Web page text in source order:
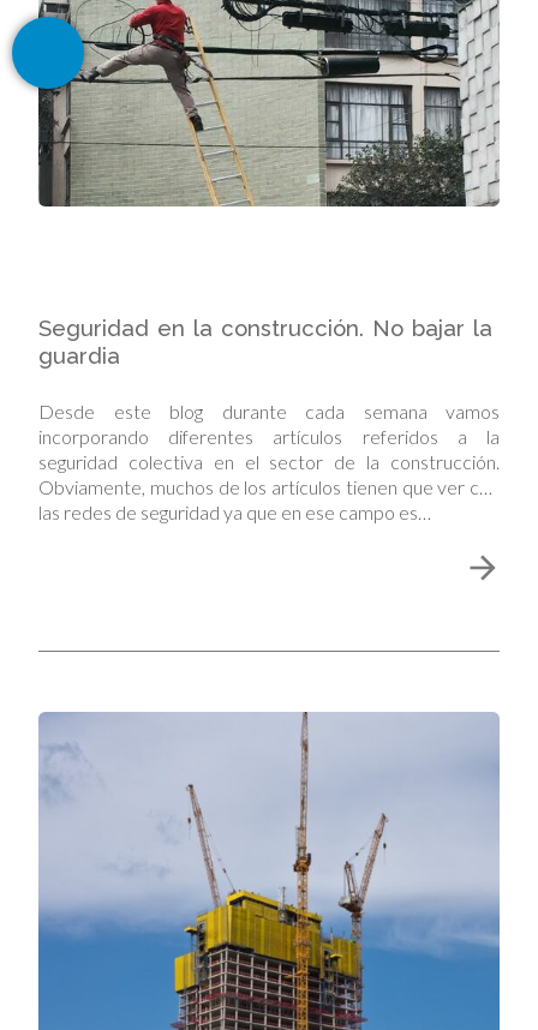
Seguridad en la construcción. No bajar la
guardia
Desde este blog durante cada semana vamos
incorporando diferentes artículos referidos a la
seguridad colectiva en el sector de la construcción.
Obviamente, muchos de los artículos tienen que ver con
las redes de seguridad ya que en ese campo es…